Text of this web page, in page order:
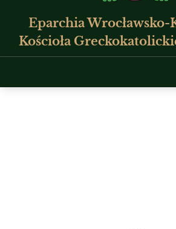
Eparchia Wrocławsko-
Kościoła